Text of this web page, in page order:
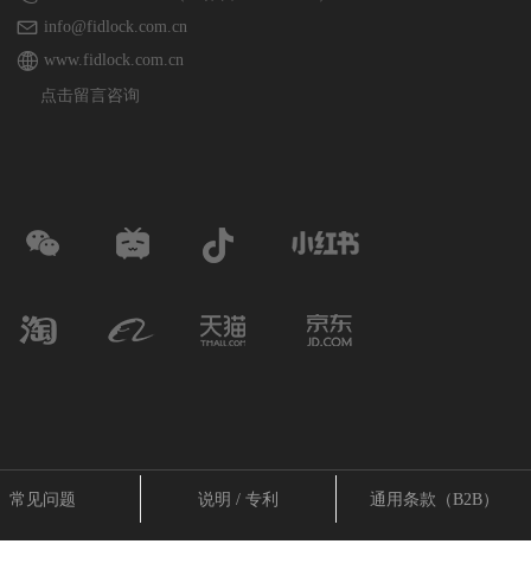
info@fidlock.com.cn
www.fidlock.com.cn
常见问题 说明 / 专利 通用条款（B2B）
点击留言咨询